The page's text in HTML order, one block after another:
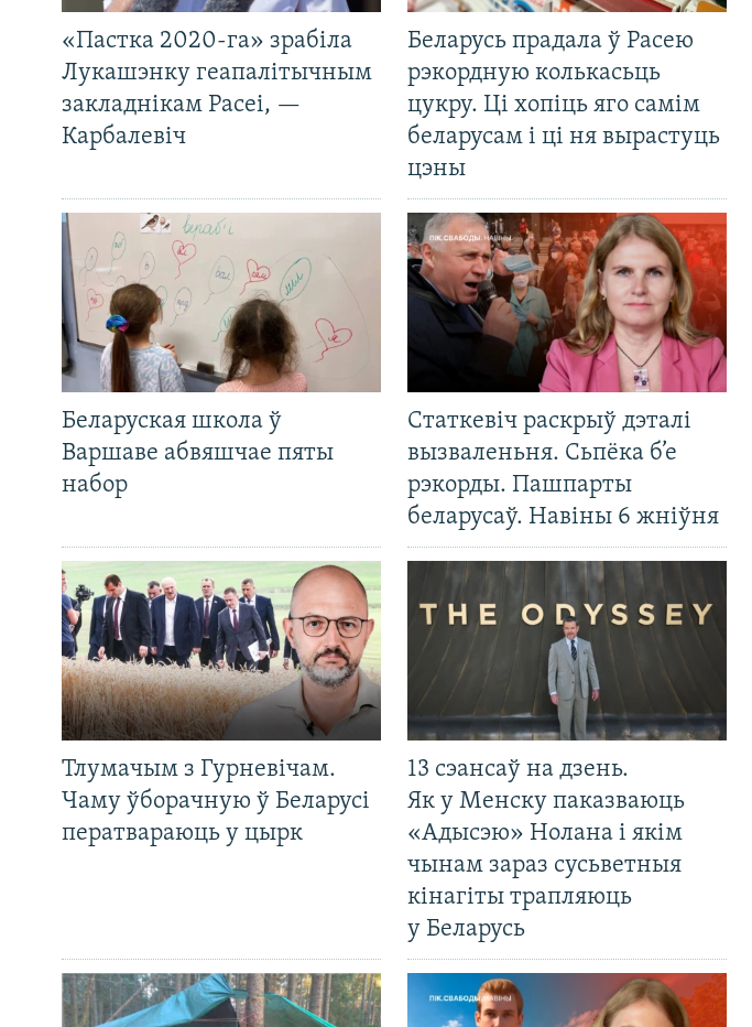
«Пастка 2020-га» зрабіла
Лукашэнку геапалітычным
закладнікам Расеі, —
Карбалевіч
Беларусь прадала ў Расею
рэкордную колькасьць
цукру. Ці хопіць яго самім
беларусам і ці ня вырастуць
цэны
Беларуская школа ў
Варшаве абвяшчае пяты
набор
Статкевіч раскрыў дэталі
вызваленьня. Сьпёка б’е
рэкорды. Пашпарты
беларусаў. Навіны 6 жніўня
Тлумачым з Гурневічам.
Чаму ўборачную ў Беларусі
ператвараюць у цырк
13 сэансаў на дзень.
Як у Менску паказваюць
«Адысэю» Нолана і якім
чынам зараз сусьветныя
кінагіты трапляюць
у Беларусь